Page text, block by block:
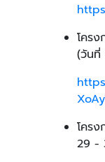
โคร
(วันที่
โครง
29 -